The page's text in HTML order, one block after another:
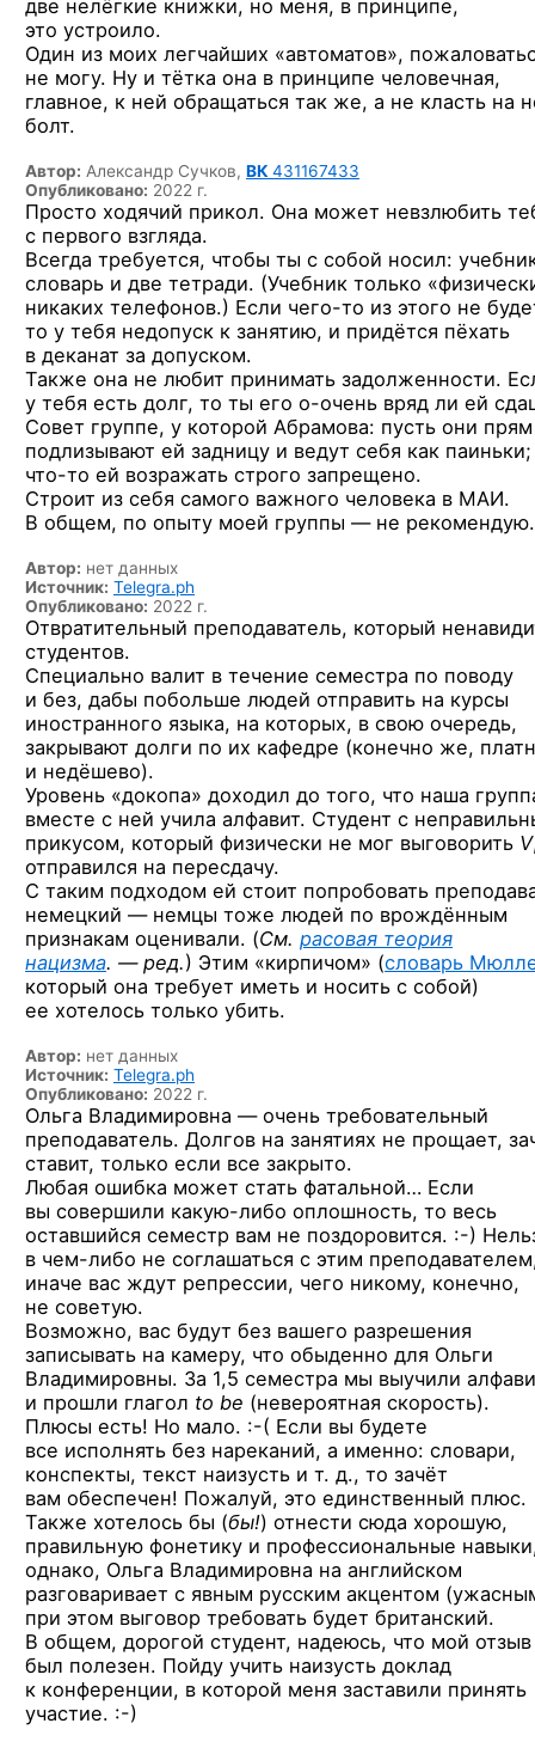
две нелёгкие книжки, но меня, в принципе,
это устроило.
Один из моих легчайших «автоматов»,
не могу. Ну и тётка она в принципе человечная,
главное, к ней обращаться так же, а не класть на
болт.
Автор: Александр Сучков, ВК 431167433
Опубликовано: 2022 г.
Просто ходячий прикол. Она может невзлюбить
с первого взгляда.
Всегда требуется, чтобы ты с собой носил:
словарь и две тетради. (Учебник только
никаких телефонов.) Если чего-то из этого не
то у тебя недопуск к занятию, и придётся пёхать
в деканат за допуском.
Также она не любит принимать задолженности.
у тебя есть долг, то ты его о-очень вряд ли ей
Совет группе, у которой Абрамова: пусть они прям
подлизывают ей задницу и ведут себя как паиньки;
что-то ей возражать строго запрещено.
Строит из себя самого важного человека в МАИ.
В общем, по опыту моей группы — не рекомендую.
Автор: нет данных
Источник: Telegra.ph
Опубликовано: 2022 г.
Отвратительный преподаватель, который
студентов.
Специально валит в течение семестра по поводу
и без, дабы побольше людей отправить на курсы
иностранного языка, на которых, в свою очередь,
закрывают долги по их кафедре (конечно же,
и недёшево).
Уровень «докопа» доходил до того, что наша
вместе с ней учила алфавит. Студент с
прикусом, который физически не мог выговорить V
отправился на пересдачу.
С таким подходом ей стоит попробовать
немецкий — немцы тоже людей по врождённым
признакам оценивали. (См. расовая теория
нацизма. — ред.) Этим «кирпичом» (словарь
который она требует иметь и носить с собой)
ее хотелось только убить.
Автор: нет данных
Источник: Telegra.ph
Опубликовано: 2022 г.
Ольга Владимировна — очень требовательный
преподаватель. Долгов на занятиях не прощает,
ставит, только если все закрыто.
Любая ошибка может стать фатальной… Если
вы совершили какую-либо оплошность, то весь
оставшийся семестр вам не поздоровится. :-)
в чем-либо не соглашаться с этим
иначе вас ждут репрессии, чего никому, конечно,
не советую.
Возможно, вас будут без вашего разрешения
записывать на камеру, что обыденно для Ольги
Владимировны. За 1,5 семестра мы выучили
и прошли глагол to be (невероятная скорость).
Плюсы есть! Но мало. :-( Если вы будете
все исполнять без нареканий, а именно: словари,
конспекты, текст наизусть и т. д., то зачёт
вам обеспечен! Пожалуй, это единственный плюс.
Также хотелось бы (бы!) отнести сюда хорошую,
правильную фонетику и профессиональные
однако, Ольга Владимировна на английском
разговаривает с явным русским акцентом
при этом выговор требовать будет британский.
В общем, дорогой студент, надеюсь, что мой отзыв
был полезен. Пойду учить наизусть доклад
к конференции, в которой меня заставили принять
участие. :-)